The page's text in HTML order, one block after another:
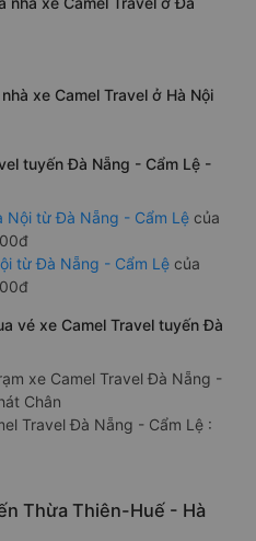
xe Camel Travel ở Hà Nội
tuyến Đà Nẵng - Cẩm Lệ -
Nội từ Đà Nẵng - Cẩm Lệ của
từ Đà Nẵng - Cẩm Lệ của
vé xe Camel Travel tuyến Đà
xe Camel Travel Đà Nẵng -
Chân
Travel Đà Nẵng - Cẩm Lệ :
Thừa Thiên-Huế - Hà